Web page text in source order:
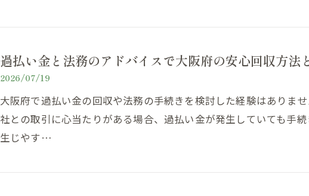
過払い金と法務のアドバイスで大阪府の安心回収方法
2026/07/19
大阪府で過払い金の回収や法務の手続きを検討した経験はありま
社との取引に心当たりがある場合、過払い金が発生していても手
生じやす…